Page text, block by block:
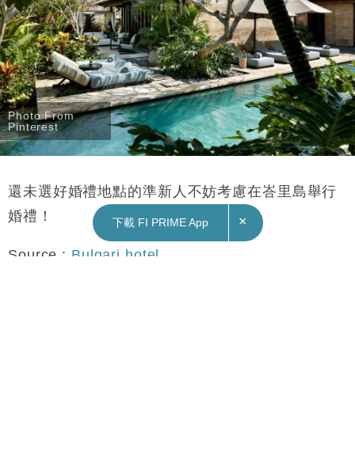
Photo From
Pinterest
還未選好婚禮地點的準新人不妨考慮在峇里島舉行
婚禮！
Source : Bulgari hotel
下載 FI PRIME App ×